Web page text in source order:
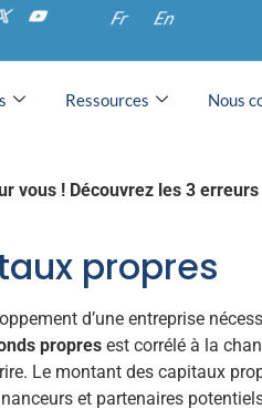
Fr En
Ressources Nous
obtenir
vous ! Découvrez les 3
propres
d’une entreprise
propres est corrélé à la
Le montant des capitaux
et partenaires